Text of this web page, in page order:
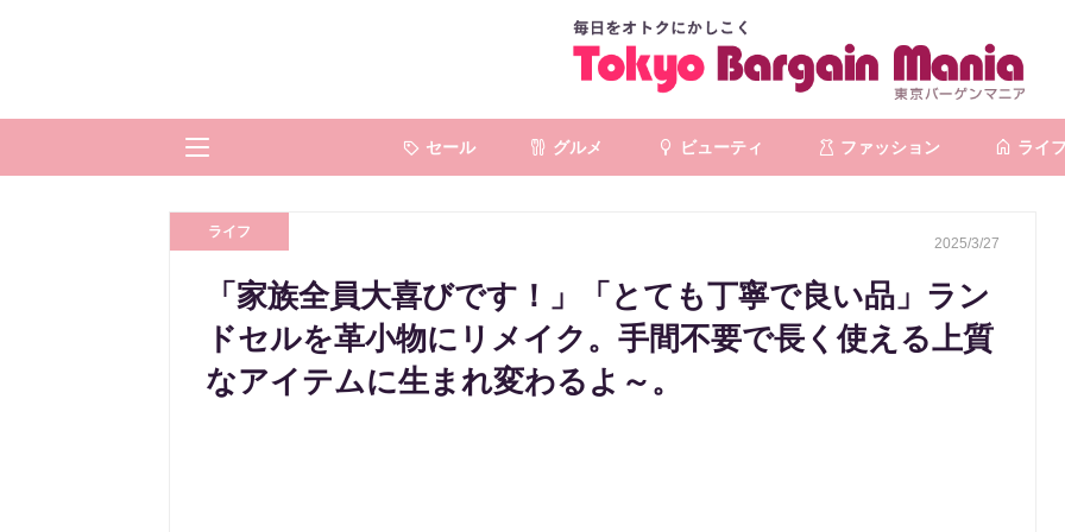
セール グルメ ビューティ ファッション ライフ
ライフ
2025/3/27
「家族全員大喜びです！」「とても丁寧で良い品」ラン
ドセルを革小物にリメイク。手間不要で長く使える上質
なアイテムに生まれ変わるよ～。